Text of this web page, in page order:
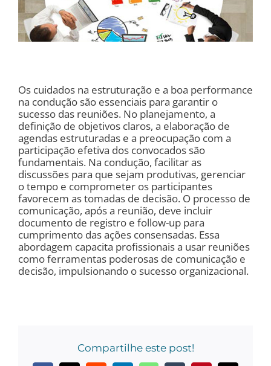
Os cuidados na estruturação e a boa performance
na condução são essenciais para garantir o
sucesso das reuniões. No planejamento, a
definição de objetivos claros, a elaboração de
agendas estruturadas e a preocupação com a
participação efetiva dos convocados são
fundamentais. Na condução, facilitar as
discussões para que sejam produtivas, gerenciar
o tempo e comprometer os participantes
favorecem as tomadas de decisão. O processo de
comunicação, após a reunião, deve incluir
documento de registro e follow-up para
cumprimento das ações consensadas. Essa
abordagem capacita profissionais a usar reuniões
como ferramentas poderosas de comunicação e
decisão, impulsionando o sucesso organizacional.
Compartilhe este post!